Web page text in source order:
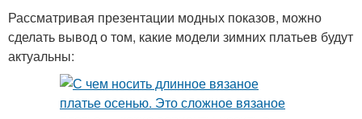
Рассматривая презентации модных показов, можно
сделать вывод о том, какие модели зимних платьев будут
актуальны: